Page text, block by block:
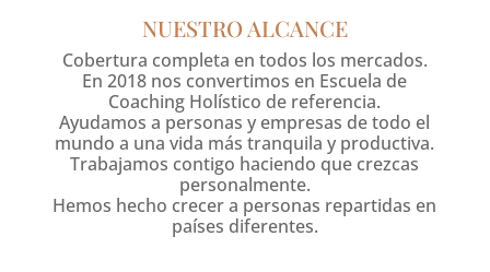
NUESTRO ALCANCE
Cobertura completa en todos los mercados.
En 2018 nos convertimos en Escuela de
Coaching Holístico de referencia.
Ayudamos a personas y empresas de todo el
mundo a una vida más tranquila y productiva.
Trabajamos contigo haciendo que crezcas
personalmente.
Hemos hecho crecer a personas repartidas en
países diferentes.